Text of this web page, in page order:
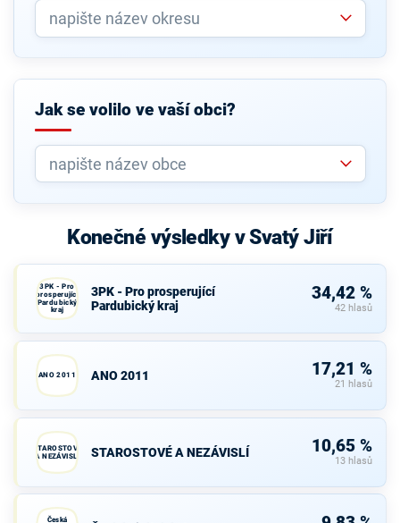
Jak se volilo ve vaší obci?
Konečné výsledky v Svatý Jiří
3PK - Pro
prosperující
Pardubický
kraj
3PK - Pro prosperující
Pardubický kraj
34,42 %
42 hlasů
ANO 2011 ANO 2011 17,21 %
21 hlasů
STAROSTOVÉ
A NEZÁVISLÍ
STAROSTOVÉ A NEZÁVISLÍ 10,65 %
13 hlasů
Česká